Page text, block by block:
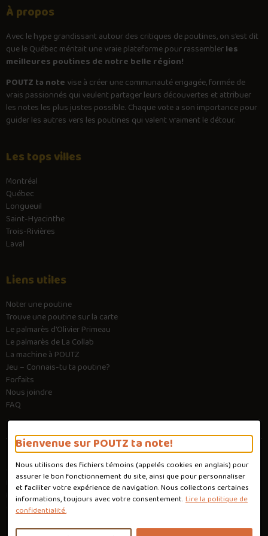
Bienvenue sur POUTZ ta note!
Nous utilisons des fichiers témoins (appelés cookies en anglais) pour
assurer le bon fonctionnement du site, ainsi que pour personnaliser
et faciliter votre expérience de navigation. Nous collectons certaines
informations, toujours avec votre consentement.Lire la politique de
confidentialité.
À propos
Avec lehypegrandissant autour des critiques de poutines, on s’est dit
que le Québec méritait une vraie plateforme pour rassemblerles
meilleures poutines de notre belle région!
POUTZ ta note vise à créer une communauté engagée, formée de
vrais passionnés qui veulent partager leurs découvertes et attribuer
les notes les plus justes possible. Chaque vote a son importance pour
guider les autres vers les poutines qui valent vraiment le détour.
Les tops villes
Montréal
Québec
Longueuil
Saint-Hyacinthe
Trois-Rivières
Laval
Liens utiles
Noter une poutine
Trouve une poutine sur la carte
Le palmarès d’Olivier Primeau
Le palmarès de La Collab
La machine à POUTZ
Jeu – Connais-tu ta poutine?
Forfaits
Nous joindre
FAQ
Conditions d'utilisation
Politique de confidentialité
Personnaliser les cookies
Conception :Ekloweb